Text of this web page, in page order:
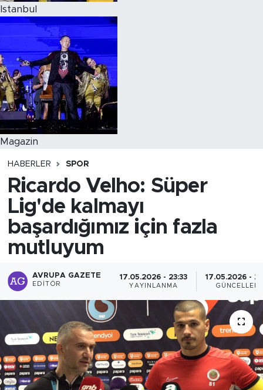
Istanbul
Magazin
HABERLER SPOR
Ricardo Velho: Süper
Lig'de kalmayı
başardığımız için fazla
mutluyum
AVRUPA GAZETE
EDITÖR
17.05.2026 - 23:33
YAYINLANMA
17.05.2026 -